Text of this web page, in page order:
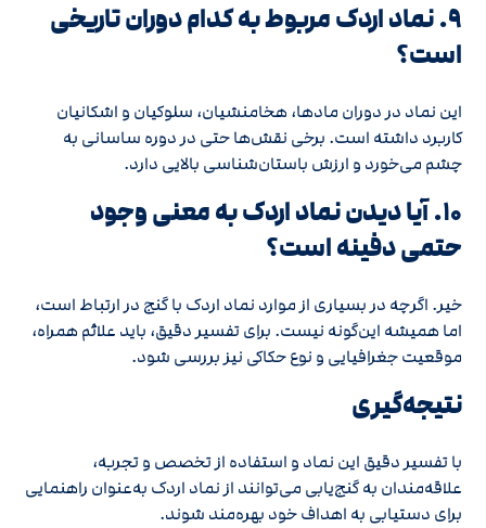
۹. نماد اردک مربوط به کدام دوران تاریخی
است؟
این نماد در دوران مادها، هخامنشیان، سلوکیان و اشکانیان
کاربرد داشته است. برخی نقش‌ها حتی در دوره ساسانی به
چشم می‌خورد و ارزش باستان‌شناسی بالایی دارد.
۱۰. آیا دیدن نماد اردک به معنی وجود
حتمی دفینه است؟
خیر. اگرچه در بسیاری از موارد نماد اردک با گنج در ارتباط است،
اما همیشه این‌گونه نیست. برای تفسیر دقیق، باید علائم همراه،
موقعیت جغرافیایی و نوع حکاکی نیز بررسی شود.
نتیجه‌گیری
با تفسیر دقیق این نماد و استفاده از تخصص و تجربه،
علاقه‌مندان به گنج‌یابی می‌توانند از نماد اردک به‌عنوان راهنمایی
برای دستیابی به اهداف خود بهره‌مند شوند.